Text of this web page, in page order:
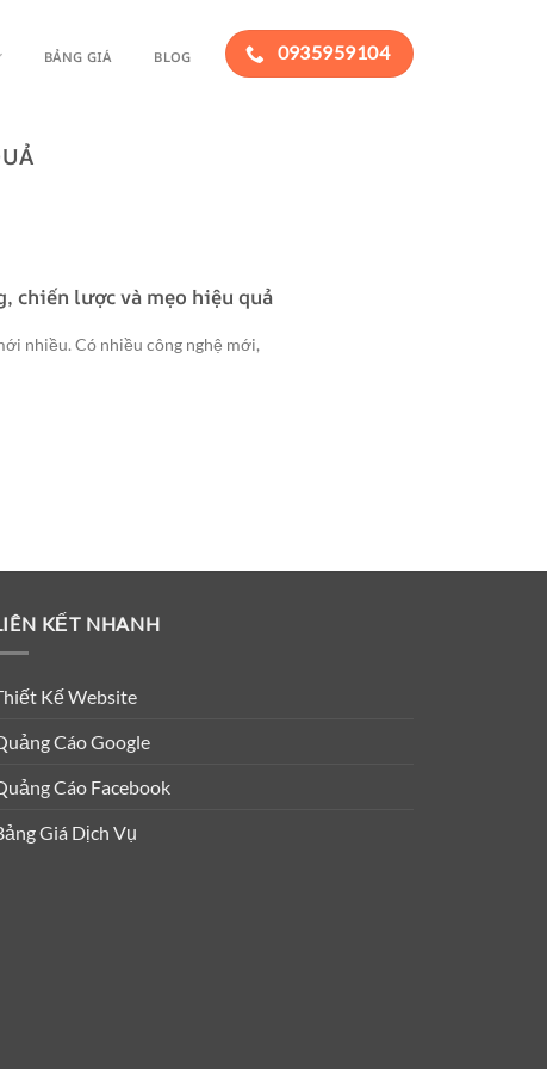
BẢNG GIÁ BLOG 0935959104
chiến lược và mẹo hiệu quả
nhiều. Có nhiều công nghệ mới,
KẾT NHANH
Kế Website
Cáo Google
Cáo Facebook
Giá Dịch Vụ